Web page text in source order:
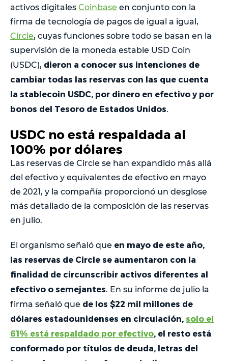
activos digitales Coinbase en conjunto con la
firma de tecnología de pagos de igual a igual,
Circle, cuyas funciones sobre todo se basan en la
supervisión de la moneda estable USD Coin
(USDC), dieron a conocer sus intenciones de
cambiar todas las reservas con las que cuenta
la stablecoin USDC, por dinero en efectivo y por
bonos del Tesoro de Estados Unidos.
USDC no está respaldada al
100% por dólares
Las reservas de Circle se han expandido más allá
del efectivo y equivalentes de efectivo en mayo
de 2021, y la compañía proporcionó un desglose
más detallado de la composición de las reservas
en julio.
El organismo señaló que en mayo de este año,
las reservas de Circle se aumentaron con la
finalidad de circunscribir activos diferentes al
efectivo o semejantes. En su informe de julio la
firma señaló que de los $22 mil millones de
dólares estadounidenses en circulación, solo el
61% está respaldado por efectivo , el resto está
conformado por títulos de deuda, letras del